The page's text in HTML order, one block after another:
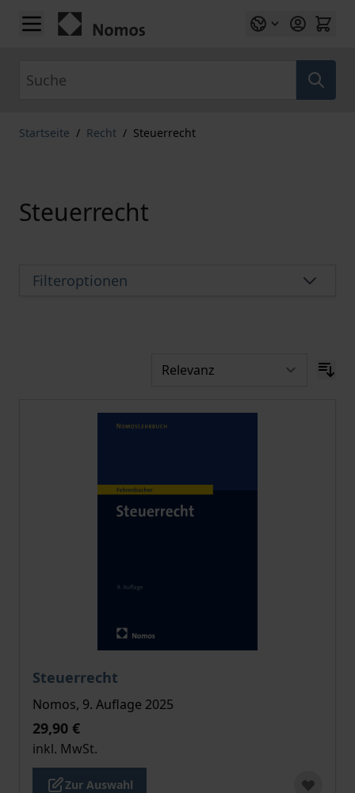
Zum Inhalt springen
Startseite / Recht / Steuerrecht
Steuerrecht
Filteroptionen
Steuerrecht
Der Preis dieses Titels richtet sich nach der
Nomos, 9. Auflage 2025
29,90 €
inkl. MwSt.
Zur Auswahl